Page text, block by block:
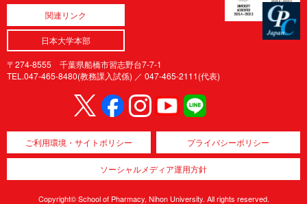
関連リンク
日本大学本部
〒274-8555 千葉県船橋市習志野台7-7-1
TEL.047-465-8480(教務課入試係) ／ 047-465-2111(代表)
ご利用環境・サイトポリシー プライバシーポリシー
ソーシャルメディア運用方針
Copyright© School of Pharmacy, Nihon University. All rights reserved.